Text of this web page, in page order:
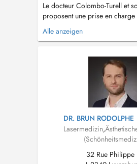
Le docteur Colombo-Turell et
proposent une prise en
personnalisée pour le visage et
travers de traitements comme
(hydrafacial, radiofréquence,
détatouage, cryolipolyse,
Alle anzeigen
DR. BRUN RODOLPHE
Lasermedizin,
32 Rue Philippe